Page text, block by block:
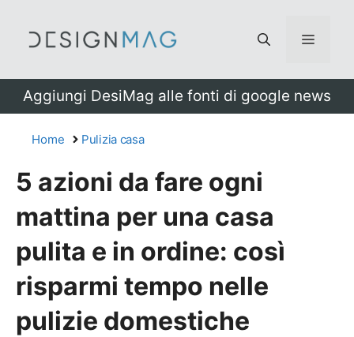
Menu
Aggiungi DesiMag alle fonti di google news
Home Pulizia casa
5 azioni da fare ogni
mattina per una casa
pulita e in ordine: così
risparmi tempo nelle
pulizie domestiche